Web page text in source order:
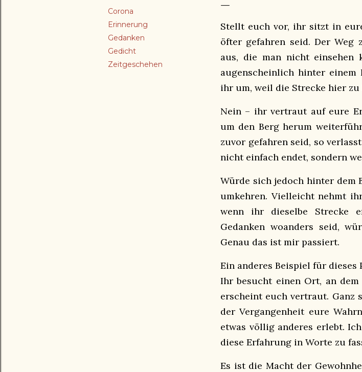
Corona
Erinnerung
Gedanken
Gedicht
Zeitgeschehen
Stellt euch vor, ihr sitzt in
öfter gefahren seid. Der Weg
aus, die man nicht
augenscheinlich hinter
ihr um, weil die Strecke hier zu
Nein – ihr vertraut auf eure
um den Berg herum
zuvor gefahren seid, so
nicht einfach endet, sondern
Würde sich jedoch hinter dem
umkehren. Vielleicht nehmt
wenn ihr dieselbe Strecke
Gedanken woanders seid,
Genau das ist mir passiert.
Ein anderes Beispiel für dieses
Ihr besucht einen Ort, an
erscheint euch vertraut. Ganz
der Vergangenheit eure
etwas völlig anderes erlebt.
diese Erfahrung in Worte zu
Es ist die Macht der